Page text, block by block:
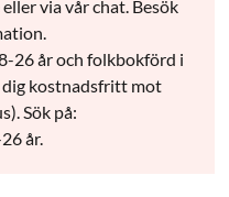
via vår chat. Besök
26 år och folkbokförd i
dig kostnadsfritt mot
Sök på:
år.